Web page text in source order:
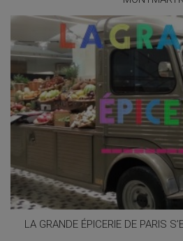
LA GRANDE ÉPICERIE DE PARIS